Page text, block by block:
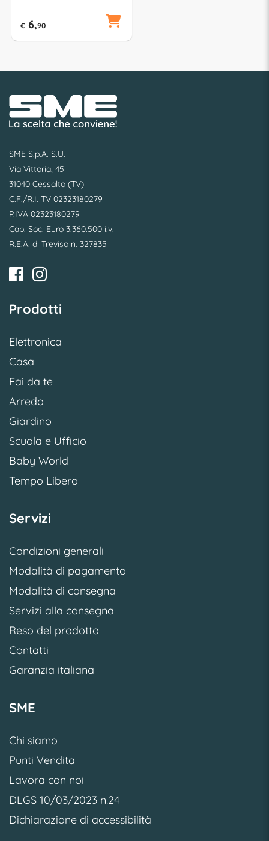
€ 6,90
SME S.p.A. S.U.
Via Vittoria, 45
31040 Cessalto (TV)
C.F./R.I. TV 02323180279
P.IVA 02323180279
Cap. Soc. Euro 3.360.500 i.v.
R.E.A. di Treviso n. 327835
Prodotti
Elettronica
Casa
Fai da te
Arredo
Giardino
Scuola e Ufficio
Baby World
Tempo Libero
Servizi
Condizioni generali
Modalità di pagamento
Modalità di consegna
Servizi alla consegna
Reso del prodotto
Contatti
Garanzia italiana
SME
Chi siamo
Punti Vendita
Lavora con noi
DLGS 10/03/2023 n.24
Dichiarazione di accessibilità